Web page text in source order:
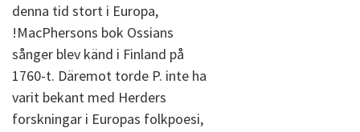
denna tid stort i Europa,
!MacPhersons bok Ossians
sånger blev känd i Finland på
1760-t. Däremot torde P. inte ha
varit bekant med Herders
forskningar i Europas folkpoesi,